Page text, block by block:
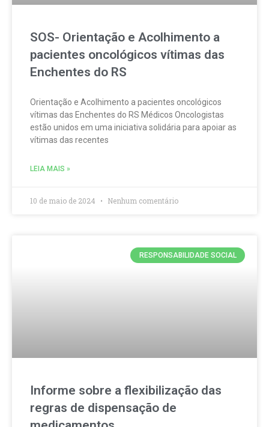
SOS- Orientação e Acolhimento a
pacientes oncológicos vítimas das
Enchentes do RS
Orientação e Acolhimento a pacientes oncológicos
vítimas das Enchentes do RS Médicos Oncologistas
estão unidos em uma iniciativa solidária para apoiar as
vítimas das recentes
LEIA MAIS »
10 de maio de 2024 Nenhum comentário
RESPONSABILIDADE SOCIAL
Informe sobre a flexibilização das
regras de dispensação de